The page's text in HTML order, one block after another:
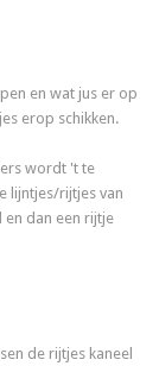
en wat jus er op
erop schikken.
wordt 't te
lijntjes/rijtjes van
en dan een rijtje
de rijtjes kaneel